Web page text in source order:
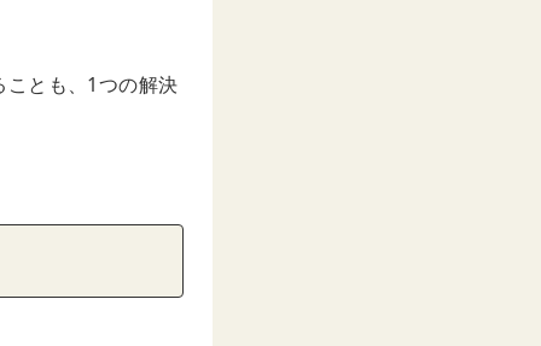
ことも、1つの解決